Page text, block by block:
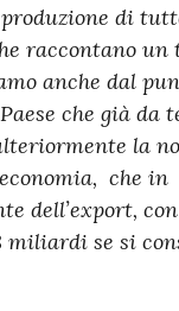
di
raccontano un
anche dal
che già da
la
che
dell’export,
se si